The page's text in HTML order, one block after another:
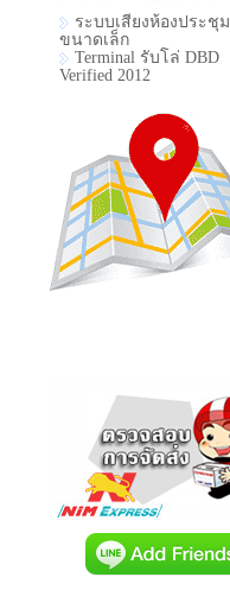
ระบบเสียงห้องประชุม
ขนาดเล็ก
Terminal รับโล่ DBD
Verified 2012